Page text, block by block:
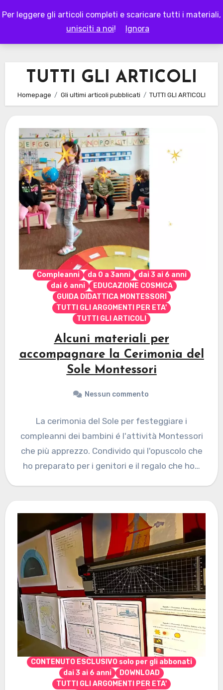
Per leggere gli articoli completi e scaricare tutti i materiali,
unisciti a noi! Ignora
to
LAPAPPADOLCE
TUTTI GLI ARTICOLI
Homepage Gli ultimi articoli pubblicati TUTTI GLI ARTICOLI
Compleanni da 0 a 3anni
dai 3 ai 6 anni
dai 6 anni
EDUCAZIONE COSMICA
GUIDA DIDATTICA MONTESSORI
TUTTI GLI ARGOMENTI PER ETA'
TUTTI GLI ARTICOLI
Alcuni materiali per
accompagnare la Cerimonia del
Sole Montessori
Nessun commento
La cerimonia del Sole per festeggiare i
compleanni dei bambini é l'attività Montessori
che più apprezzo. Condivido qui l'opuscolo che
ho preparato per i genitori e il regalo che ho…
CONTENUTO ESCLUSIVO solo per gli abbonati
dai 3 ai 6 anni
DOWNLOAD
TUTTI GLI ARGOMENTI PER ETA'